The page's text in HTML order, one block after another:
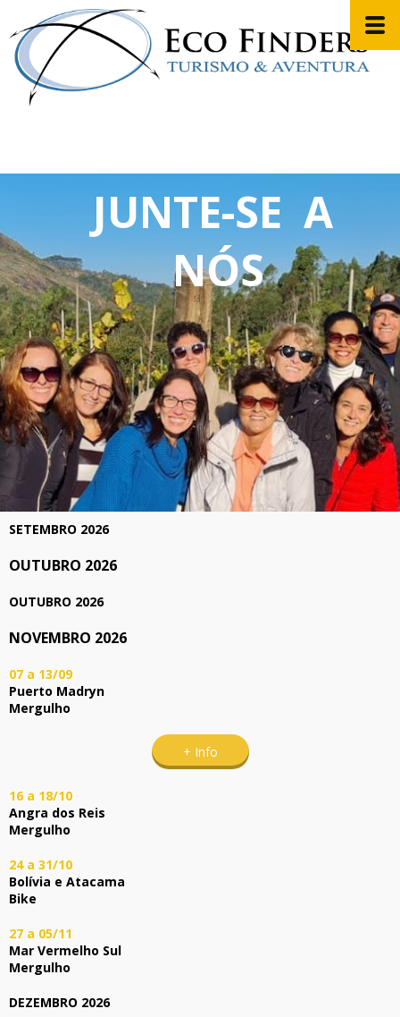
JUNTE-SE A
NÓS
SETEMBRO 2026
OUTUBRO 2026
OUTUBRO 2026
NOVEMBRO 2026
07 a 13/09
Puerto Madryn
Mergulho
+ Info
16 a 18/10
Angra dos Reis
Mergulho
24 a 31/10
Bolívia e Atacama
Bike
27 a 05/11
Mar Vermelho Sul
Mergulho
DEZEMBRO 2026